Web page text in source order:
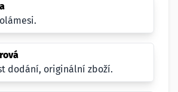
dodání, originální zboží.